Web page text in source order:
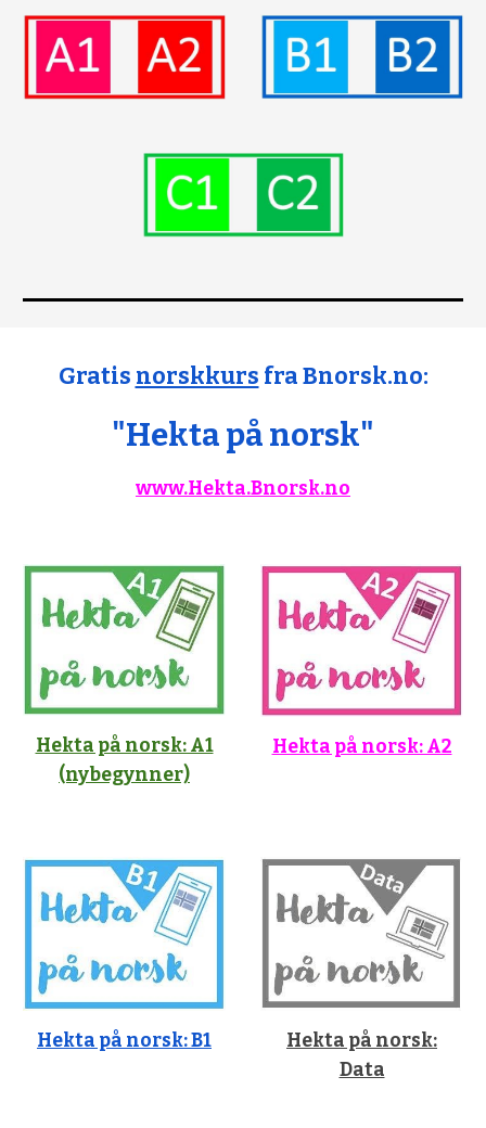
Gratis norskkurs fra Bnorsk.no:
"Hekta på norsk"
www.Hekta.Bnorsk.no
Hekta på norsk: A1
(nybegynner)
Hekta på norsk: A2
Hekta på norsk: B1
Hekta på norsk:
Data